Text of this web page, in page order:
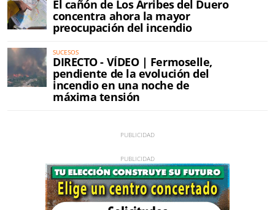
El cañón de Los Arribes del Duero
concentra ahora la mayor
preocupación del incendio
SUCESOS
DIRECTO - VÍDEO | Fermoselle,
pendiente de la evolución del
incendio en una noche de
máxima tensión